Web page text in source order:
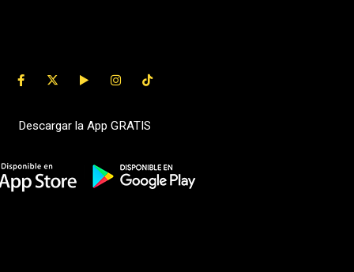
Descargar la App GRATIS